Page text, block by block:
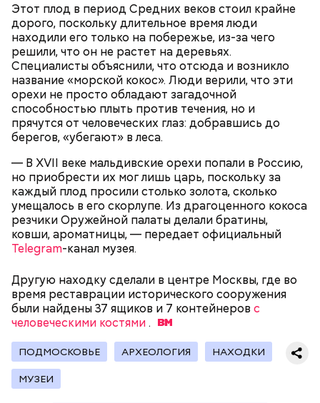
Этот плод в период Средних веков стоил крайне
дорого, поскольку длительное время люди
находили его только на побережье, из-за чего
решили, что он не растет на деревьях.
Специалисты объяснили, что отсюда и возникло
название «морской кокос». Люди верили, что эти
орехи не просто обладают загадочной
способностью плыть против течения, но и
прячутся от человеческих глаз: добравшись до
берегов, «убегают» в леса.
— В XVII веке мальдивские орехи попали в Россию,
но приобрести их мог лишь царь, поскольку за
каждый плод просили столько золота, сколько
умещалось в его скорлупе. Из драгоценного кокоса
резчики Оружейной палаты делали братины,
ковши, ароматницы, — передает официальный
Telegram-канал музея.
Другую находку сделали в центре Москвы, где во
время реставрации исторического сооружения
были найдены 37 ящиков и 7 контейнеров с
человеческими костями.
ПОДМОСКОВЬЕ АРХЕОЛОГИЯ НАХОДКИ
МУЗЕИ
— Кабачки, порезанные кубиками, нужно легко
обжарить на сковороде. К ним добавляются зелень
петрушки, чеснок, соль и оливковое масло.
Получается очень вкусно, — поделился рецептом
Копылов.
Спагетти из кабачков
с сахарным диабетом;
лишним весом.
— В дыне содержится много сахара, который
представлен фруктозой. С одной стороны — это
хорошо, потому что дает энергию. Но важно
помнить, что сладкими дынями не нужно сильно
сахарным диабетом и лишним весом, —
подчеркнула доктор.